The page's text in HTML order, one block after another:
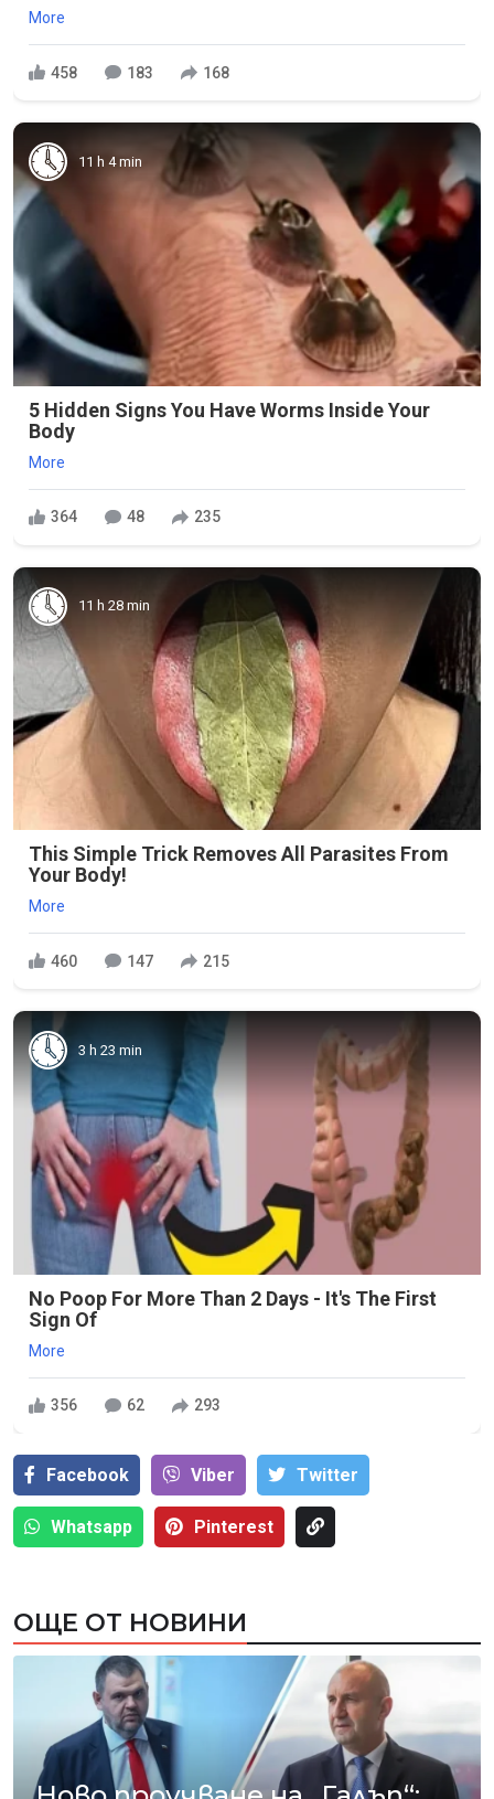
More
458 183 168
11 h 4 min
5 Hidden Signs You Have Worms Inside Your
Body
More
364 48 235
11 h 28 min
This Simple Trick Removes All Parasites From
Your Body!
More
460 147 215
3 h 23 min
No Poop For More Than 2 Days - It's The First
Sign Of
More
356 62 293
Facebook Viber Тwitter
Whatsapp Pinterest
ОЩЕ ОТ НОВИНИ